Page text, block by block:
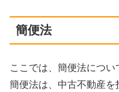
簡便法
ここでは、簡便法につい
簡便法は、中古不動産を